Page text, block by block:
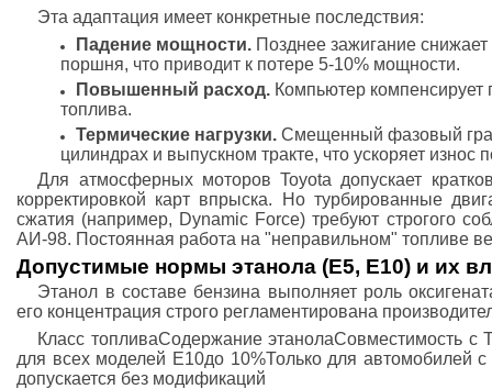
Эта адаптация имеет конкретные последствия:
Падение мощности. Позднее зажигание
поршня, что приводит к потере 5-10% мощности.
Повышенный расход. Компьютер
топлива.
Термические нагрузки. Смещенный фазовый
цилиндрах и выпускном тракте, что ускоряет износ
Для атмосферных моторов Toyota допускает
корректировкой карт впрыска. Но турбированные
сжатия (например, Dynamic Force) требуют строгого
АИ-98. Постоянная работа на "неправильном" топливе
Допустимые нормы этанола (Е5, Е10) и их
Этанол в составе бензина выполняет роль
его концентрация строго регламентирована
Класс топливаСодержание этанолаСовместимость с
для всех моделей Е10до 10%Только для автомобилей
допускается без модификаций